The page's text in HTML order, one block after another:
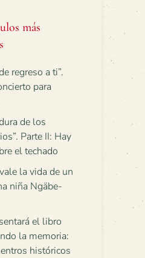
más
regreso a ti”.
para
de los
Parte II: Hay
el techado
la vida de un
niña Ngäbe-
el libro
la memoria:
históricos